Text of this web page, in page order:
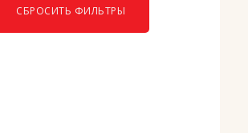
СБРОСИТЬ ФИЛЬТРЫ